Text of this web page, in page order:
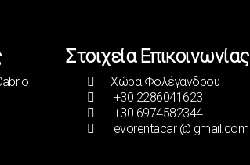
Στοιχεία Επικοινωνίας
Χώρα Φολέγανδρου
+30 2286041623
+30 6974582344
evorentacar @ gmail.com